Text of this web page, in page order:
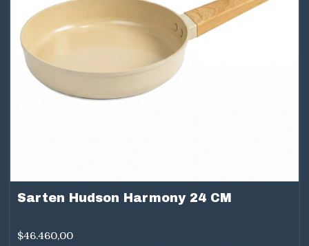
Sarten Hudson Harmony 24 CM
$46.460,00